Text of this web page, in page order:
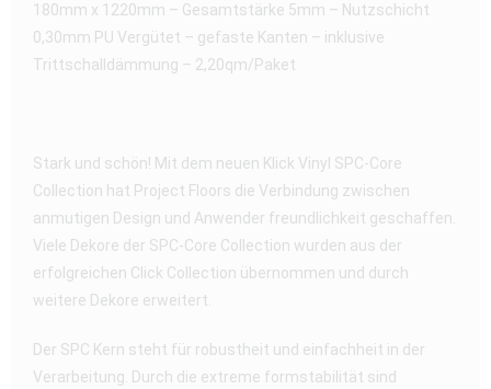
180mm x 1220mm – Gesamtstärke 5mm – Nutzschicht
0,30mm PU Vergütet – gefaste Kanten – inklusive
Trittschalldämmung – 2,20qm/Paket
Stark und schön! Mit dem neuen Klick Vinyl SPC-Core
Collection hat Project Floors die Verbindung zwischen
anmutigen Design und Anwender freundlichkeit geschaffen.
Viele Dekore der SPC-Core Collection wurden aus der
erfolgreichen Click Collection übernommen und durch
weitere Dekore erweitert.
Der SPC Kern steht für robustheit und einfachheit in der
Verarbeitung. Durch die extreme formstabilität sind